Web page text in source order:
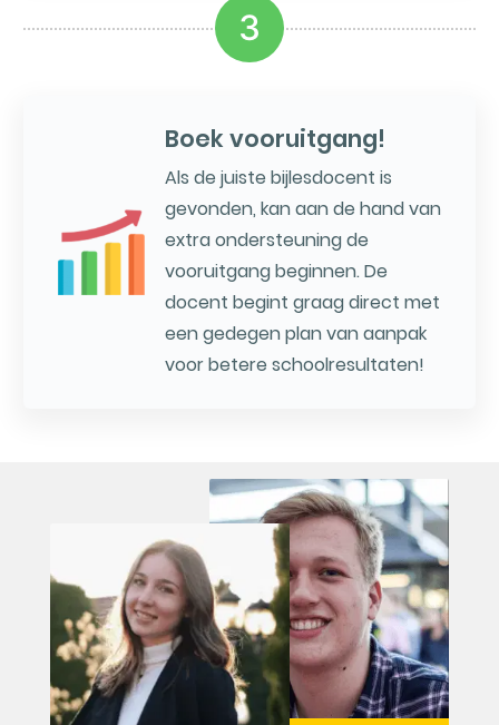
3
Boek vooruitgang!
Als de juiste bijlesdocent is
gevonden, kan aan de hand van
extra ondersteuning de
vooruitgang beginnen. De
docent begint graag direct met
een gedegen plan van aanpak
voor betere schoolresultaten!